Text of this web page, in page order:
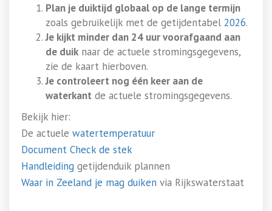
Plan je duiktijd globaal op de lange termijn
zoals gebruikelijk met de getijdentabel 2026.
Je kijkt minder dan 24 uur voorafgaand aan
de duiknaar de actuele stromingsgegevens,
zie de kaart hierboven.
Je controleert nog één keer aan de
waterkant de actuele stromingsgegevens.
Bekijk hier:
De actuele watertemperatuur
Document Check de stek
Handleiding getijdenduik plannen
Waar in Zeeland je mag duiken via Rijkswaterstaat